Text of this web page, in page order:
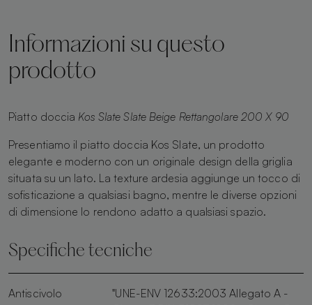
Informazioni su questo
prodotto
Piatto doccia Kos Slate Slate Beige Rettangolare 200 X 90
Presentiamo il piatto doccia Kos Slate, un prodotto
elegante e moderno con un originale design della griglia
situata su un lato. La texture ardesia aggiunge un tocco di
sofisticazione a qualsiasi bagno, mentre le diverse opzioni
di dimensione lo rendono adatto a qualsiasi spazio.
Specifiche tecniche
Antiscivolo
"UNE-ENV 12633:2003 Allegato A -